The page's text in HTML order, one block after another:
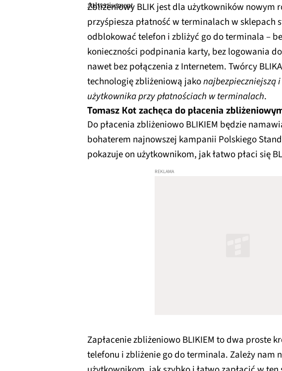
Zbliżeniowy BLIK jest dla użytkowników nowym
przyśpiesza płatność w terminalach w sklepach
odblokować telefon i zbliżyć go do terminala –
konieczności podpinania karty, bez logowania
nawet bez połączenia z Internetem. Twórcy
technologię zbliżeniową jakonajbezpieczniejszą
użytkownika przy płatnościach w terminalach.
Tomasz Kot zachęca do płacenia
Do płacenia zbliżeniowo BLIKIEM będzie
bohaterem najnowszej kampanii Polskiego
pokazuje on użytkownikom, jak łatwo płaci się
Zapłacenie zbliżeniowo BLIKIEM to dwa proste
telefonu i zbliżenie go do terminala. Zależy nam